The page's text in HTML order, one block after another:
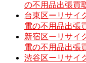
の不用品出張買
台東区ーリサイ
電の不用品出張
新宿区ーリサイ
電の不用品出張
渋谷区ーリサイ